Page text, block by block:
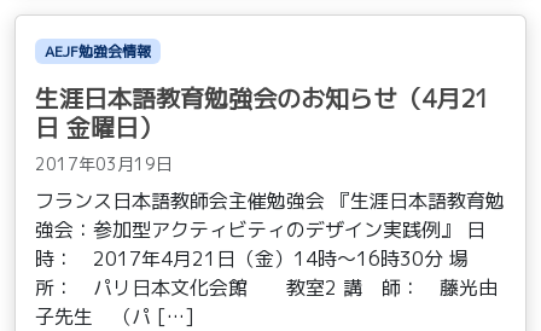
AEJF勉強会情報
生涯日本語教育勉強会のお知らせ（4月21
日 金曜日）
2017年03月19日
フランス日本語教師会主催勉強会 『生涯日本語教育勉
強会：参加型アクティビティのデザイン実践例』 日
時： 2017年4月21日（金）14時〜16時30分 場
所： パリ日本文化会館 教室2 講 師： 藤光由
子先生 （パ […]